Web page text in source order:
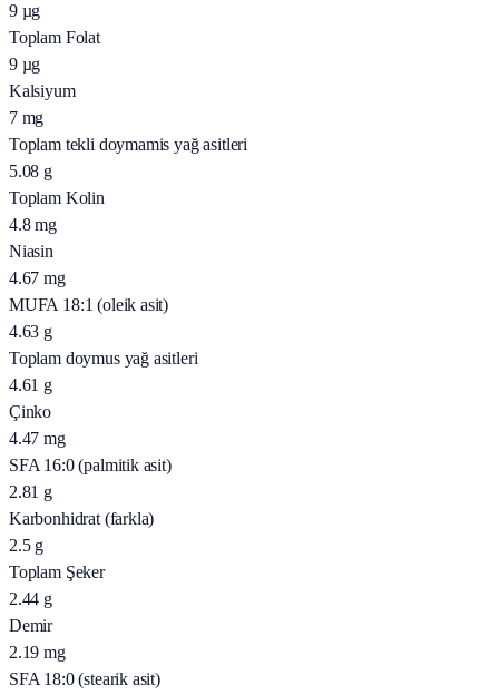
9 µg
Toplam Folat
9 µg
Kalsiyum
7 mg
Toplam tekli doymamis yağ asitleri
5.08 g
Toplam Kolin
4.8 mg
Niasin
4.67 mg
MUFA 18:1 (oleik asit)
4.63 g
Toplam doymus yağ asitleri
4.61 g
Çinko
4.47 mg
SFA 16:0 (palmitik asit)
2.81 g
Karbonhidrat (farkla)
2.5 g
Toplam Şeker
2.44 g
Demir
2.19 mg
SFA 18:0 (stearik asit)